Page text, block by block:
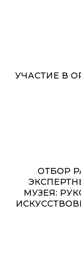
УЧАСТИЕ В
ОТБОР
МУЗЕЯ: